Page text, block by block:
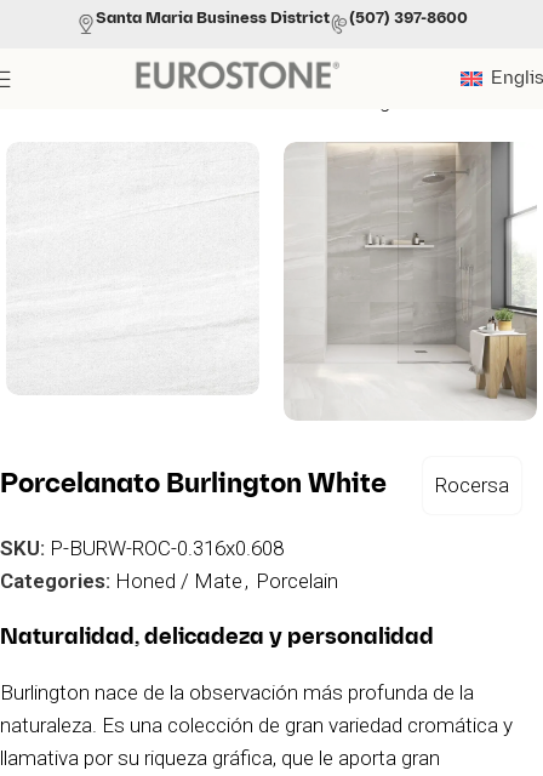
Santa Maria Business District (507) 397-8600
Porcelanato Burlington White Rocersa
SKU: P-BURW-ROC-0.316x0.608
Categories: Honed / Mate , Porcelain
Naturalidad, delicadeza y personalidad
Burlington nace de la observación más profunda de la
naturaleza. Es una colección de gran variedad cromática y
llamativa por su riqueza gráfica, que le aporta gran